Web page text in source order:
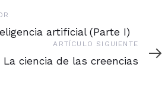
artificial (Parte I)
siguiente
ARTÍCULO SIGUIENTE
La ciencia de las creencias